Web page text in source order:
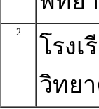
2
โรงเ
วิทย